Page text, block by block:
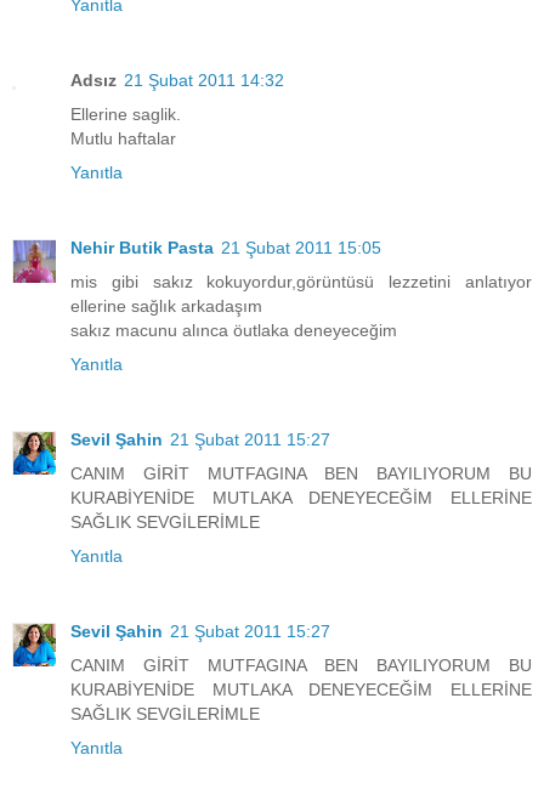
Yanıtla
Adsız 21 Şubat 2011 14:32
Ellerine saglik.
Mutlu haftalar
Yanıtla
Nehir Butik Pasta 21 Şubat 2011 15:05
mis gibi sakız kokuyordur,görüntüsü lezzetini anlatıyor
ellerine sağlık arkadaşım
sakız macunu alınca öutlaka deneyeceğim
Yanıtla
Sevil Şahin 21 Şubat 2011 15:27
CANIM GİRİT MUTFAGINA BEN BAYILIYORUM BU
KURABİYENİDE MUTLAKA DENEYECEĞİM ELLERİNE
SAĞLIK SEVGİLERİMLE
Yanıtla
Sevil Şahin 21 Şubat 2011 15:27
CANIM GİRİT MUTFAGINA BEN BAYILIYORUM BU
KURABİYENİDE MUTLAKA DENEYECEĞİM ELLERİNE
SAĞLIK SEVGİLERİMLE
Yanıtla